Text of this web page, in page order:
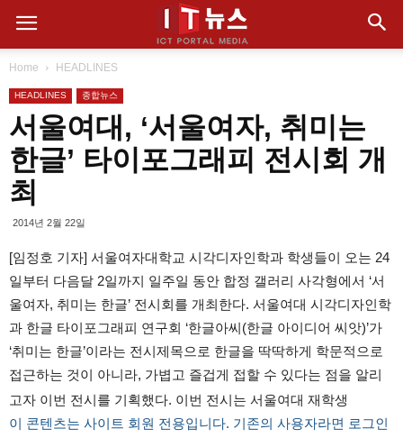
Home HEADLINES
HEADLINES 종합뉴스
서울여대, ‘서울여자, 취미는
한글’ 타이포그래피 전시회 개
최
2014년 2월 22일
[임정호 기자] 서울여자대학교 시각디자인학과 학생들이 오는 24
일부터 다음달 2일까지 일주일 동안 합정 갤러리 사각형에서 ‘서
울여자, 취미는 한글’ 전시회를 개최한다. 서울여대 시각디자인학
과 한글 타이포그래피 연구회 ‘한글아씨(한글 아이디어 씨앗)’가
‘취미는 한글’이라는 전시제목으로 한글을 딱딱하게 학문적으로
접근하는 것이 아니라, 가볍고 즐겁게 접할 수 있다는 점을 알리
고자 이번 전시를 기획했다. 이번 전시는 서울여대 재학생
이 콘텐츠는 사이트 회원 전용입니다. 기존의 사용자라면 로그인